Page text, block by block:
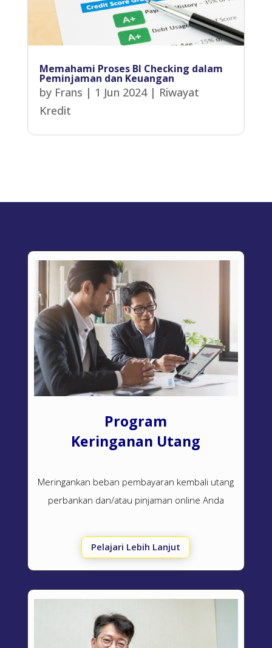
Memahami Proses BI Checking dalam
Peminjaman dan Keuangan
by Frans | 1 Jun 2024| Riwayat
Kredit
Program
Keringanan Utang
Meringankan beban pembayaran kembali utang
perbankan dan/atau pinjaman online Anda
Pelajari Lebih Lanjut